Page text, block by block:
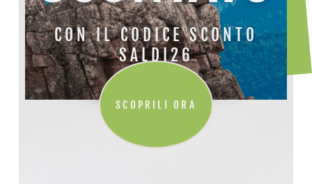
CON IL CODICE SCONTO
SALDI26
SCOPRILI ORA